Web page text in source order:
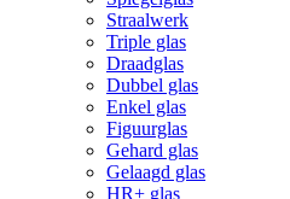
Straalwerk
Triple glas
Draadglas
Dubbel glas
Enkel glas
Figuurglas
Gehard glas
Gelaagd glas
HR+ glas